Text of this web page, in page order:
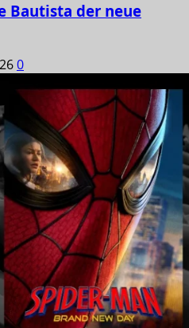
Bautista der neue
0